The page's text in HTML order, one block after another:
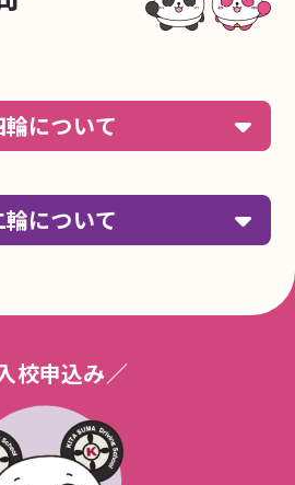
輪について
校日について教えてくださ
土）10:00～21:00
11月は
曜日も休校日となります。
入校前問い合わせやお手続き
時間の一時間前までにお願い
輪について
うのがMT車、機械が自動で
になります。一般にスクータ
のはAT車です。
すが大丈夫ですか？
校申込み／